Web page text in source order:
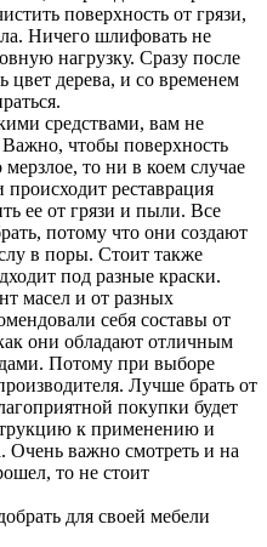
поверхность от грязи,
Ничего шлифовать не
нагрузку. Сразу после
цвет дерева, и со временем
средствами, вам не
чтобы поверхность
то ни в коем случае
реставрация
ее от грязи и пыли. Все
потому что они создают
в поры. Стоит также
под разные краски.
масел и от разных
себя составы от
они обладают отличным
Потому при выборе
Лучше брать от
покупки будет
к применению и
Очень важно смотреть и на
то не стоит
для своей мебели